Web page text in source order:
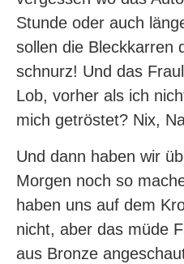
Stunde oder auch
sollen die Bleckkarren
schnurz! Und das
Lob, vorher als ich
mich getröstet? Nix,
Und dann haben wir
Morgen noch so
haben uns auf dem
nicht, aber das müde
aus Bronze